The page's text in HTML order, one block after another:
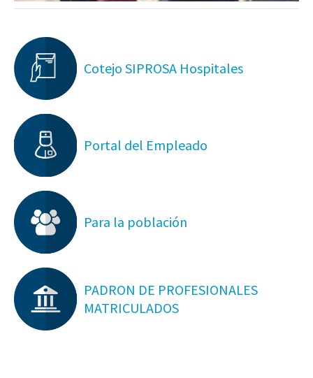
Cotejo SIPROSA Hospitales
Portal del Empleado
Para la población
PADRON DE PROFESIONALES
MATRICULADOS